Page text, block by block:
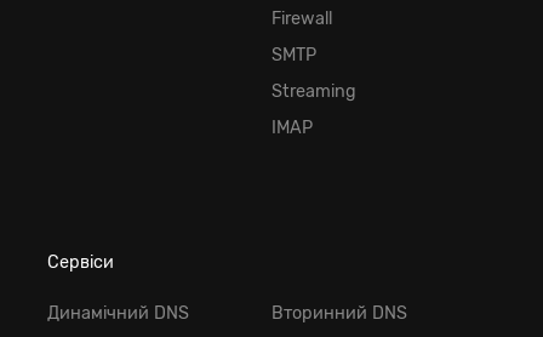
Firewall
SMTP
Streaming
IMAP
Сервіси
Динамічний DNS
Вторинний DNS